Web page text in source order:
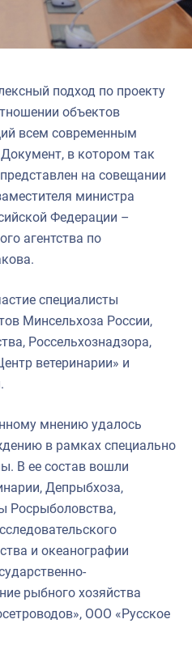
подход по проекту
объектов
всем современным
в котором так
на совещании
министра
Федерации –
агентства по
специалисты
Минсельхоза России,
Россельхознадзора,
ветеринарии» и
мнению удалось
в рамках специально
В ее состав вошли
Депрыбхоза,
Росрыболовства,
и океанографии
рыбного хозяйства
ООО «Русское